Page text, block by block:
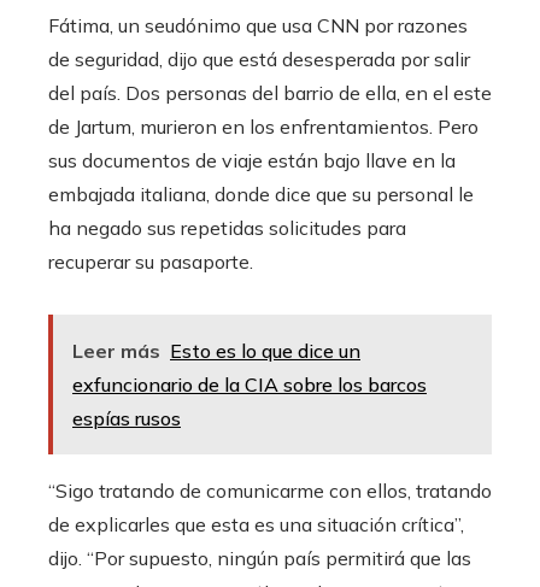
Fátima, un seudónimo que usa CNN por razones
de seguridad, dijo que está desesperada por salir
del país. Dos personas del barrio de ella, en el este
de Jartum, murieron en los enfrentamientos. Pero
sus documentos de viaje están bajo llave en la
embajada italiana, donde dice que su personal le
ha negado sus repetidas solicitudes para
recuperar su pasaporte.
Leer más Esto es lo que dice un
exfuncionario de la CIA sobre los barcos
espías rusos
“Sigo tratando de comunicarme con ellos, tratando
de explicarles que esta es una situación crítica”,
dijo. “Por supuesto, ningún país permitirá que las